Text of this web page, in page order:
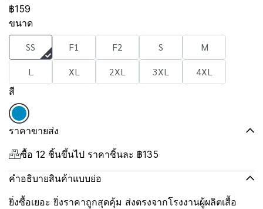
฿159
ขนาด
SS F1 F2 S
M
L
XL 2XL 3XL 4XL
สี
ราคาขายส่ง
ซื้อ 12 ชิ้นขึ้นไป ราคาชิ้นละ ฿135
คำอธิบายสินค้าแบบย่อ
ยิ่งซื้อเยอะ ยิ่งราคาถูกสุดคุ้ม ส่งตรงจากโรงงานผู้ผลิตเสื้อ